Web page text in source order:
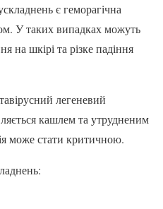
є геморагічна
У таких випадках можуть
на шкірі та різке падіння
легеневий
кашлем та утрудненим
може стати критичною.